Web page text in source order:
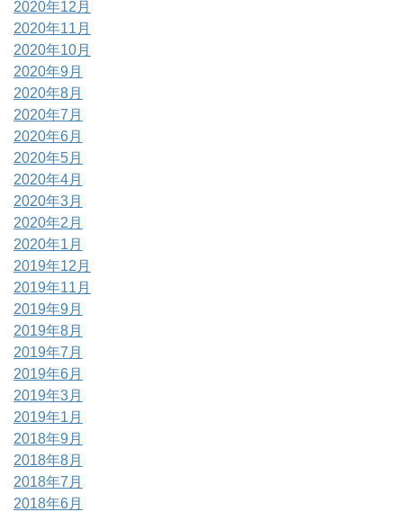
2020年12月
2020年11月
2020年10月
2020年9月
2020年8月
2020年7月
2020年6月
2020年5月
2020年4月
2020年3月
2020年2月
2020年1月
2019年12月
2019年11月
2019年9月
2019年8月
2019年7月
2019年6月
2019年3月
2019年1月
2018年9月
2018年8月
2018年7月
2018年6月